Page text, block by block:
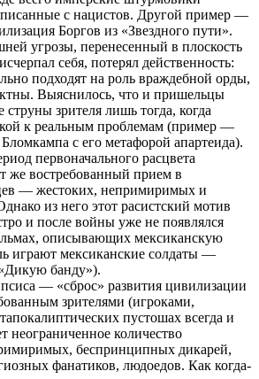
с нацистов. Другой пример —
Боргов из «Звездного пути».
угрозы, перенесенный в плоскость
себя, потерял действенность:
подходят на роль враждебной орды,
Выяснилось, что и пришельцы
зрителя лишь тогда, когда
к реальным проблемам (пример —
с его метафорой апартеида).
первоначального расцвета
же востребованный прием в
— жестоких, непримиримых и
из него этот расистский мотив
и после войны уже не появлялся
описывающих мексиканскую
играют мексиканские солдаты —
банду»).
— «сброс» развития цивилизации
зрителями (игроками,
пустошах всегда и
неограниченное количество
беспринципных дикарей,
фанатиков, людоедов. Как когда-